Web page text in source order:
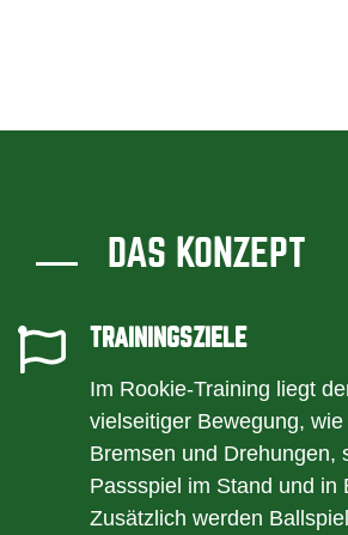
DAS KONZEPT
TRAININGSZIELE
Im Rookie-Training liegt
vielseitiger Bewegung,
Bremsen und Drehungen,
Passspiel im Stand und in
Zusätzlich werden